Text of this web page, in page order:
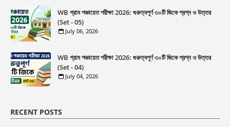
WB গ্রাম পঞ্চায়েত পরীক্ষা 2026: গুরুত্বপূর্ণ ৩০টি জিকে প্রশ্ন ও উত্তর
(Set - 05)
July 06, 2026
WB গ্রাম পঞ্চায়েত পরীক্ষা 2026: গুরুত্বপূর্ণ ৩০টি জিকে প্রশ্ন ও উত্তর
(Set - 04)
July 04, 2026
RECENT POSTS